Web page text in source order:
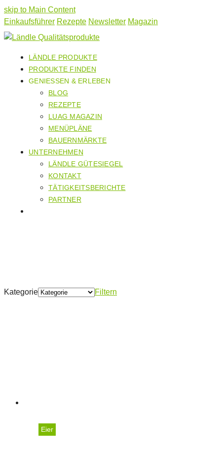
skip to Main Content
Einkaufsführer Rezepte Newsletter Magazin
LÄNDLE PRODUKTE
PRODUKTE FINDEN
GENIESSEN & ERLEBEN
BLOG
REZEPTE
LUAG MAGAZIN
MENÜPLÄNE
BAUERNMÄRKTE
UNTERNEHMEN
LÄNDLE GÜTESIEGEL
KONTAKT
TÄTIGKEITSBERICHTE
PARTNER
Kategorie Filtern
Eier